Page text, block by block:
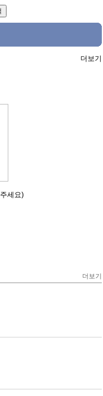
더보기
세요)
더보기